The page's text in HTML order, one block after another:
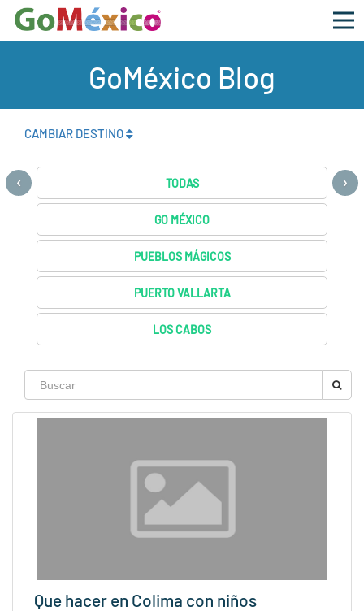
GoMéxico Blog
CAMBIAR DESTINO
TODAS
GO MÉXICO
PUEBLOS MÁGICOS
PUERTO VALLARTA
LOS CABOS
‹ ›
Que hacer en Colima con niños